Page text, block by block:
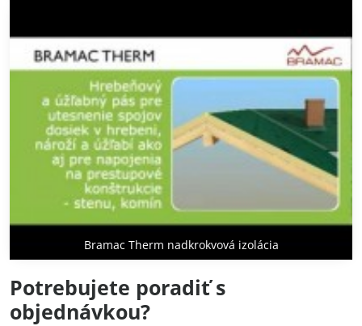
Bramac Therm nadkrokvová izolácia
Potrebujete poradiť s
objednávkou?